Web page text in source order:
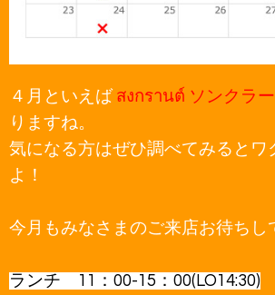
４月といえば สงกรานต์ ソンクラ
りますね。
気になる方はぜひ調べてみるとワ
よ！
今月もみなさまのご来店お待ち
ランチ 11：00-15：00(LO14:30)